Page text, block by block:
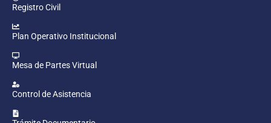
Registro Civil
Plan Operativo Institucional
Mesa de Partes Virtual
Control de Asistencia